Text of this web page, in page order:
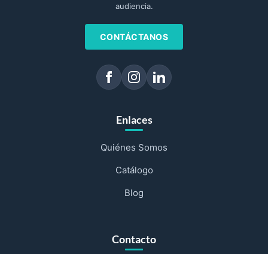
audiencia.
CONTÁCTANOS
Enlaces
Quiénes Somos
Catálogo
Blog
Contacto